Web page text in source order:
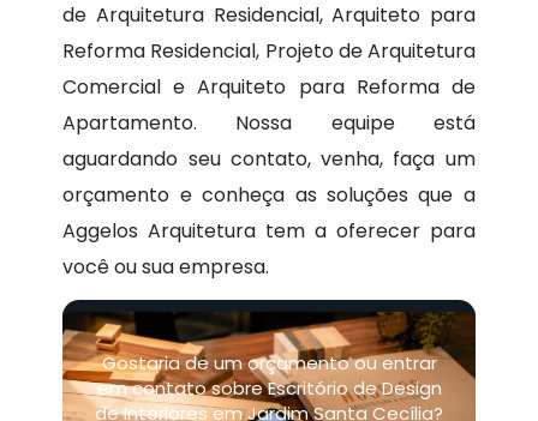
de Arquitetura Residencial, Arquiteto para
Reforma Residencial, Projeto de Arquitetura
Comercial e Arquiteto para Reforma de
Apartamento. Nossa equipe está
aguardando seu contato, venha, faça um
orçamento e conheça as soluções que a
Aggelos Arquitetura tem a oferecer para
você ou sua empresa.
Gostaria de um orçamento ou entrar
em contato sobre Escritório de Design
de Interiores em Jardim Santa Cecília?